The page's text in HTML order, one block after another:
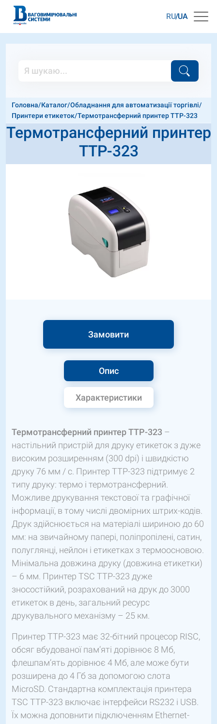
RU UA
Головна/Каталог/Обладнання для автоматизації торгівлі/
Принтери етикеток/Термотрансферний принтер TTP-323
Термотрансферний принтер
TTP-323
Опис
Характеристики
Замовити
Термотрансферний принтер TTP-323 –
настільний пристрій для друку етикеток з дуже
високим розширенням (300 dpi) і швидкістю
друку 76 мм / с. Принтер TTP-323 підтримує 2
типу друку: термо і термотрансферний.
Можливе друкування текстової та графічної
інформації, в тому числі двомірних штрих-кодів.
Друк здійснюється на матеріалі шириною до 60
мм: на звичайному папері, поліпропілені, сатин,
полуглянці, нейлон і етикетках з термоосновою.
Мінімальна довжина друку (довжина етикетки)
– 6 мм. Принтер TSC TTP-323 дуже
зносостійкий, розрахований на друк до 3000
етикеток в день, загальний ресурс
друкувального механізму – 25 км.
Принтер TTP-323 має 32-бітний процесор RISC,
обсяг вбудованої пам’яті дорівнює 8 Мб,
флешпам’ять дорівнює 4 Мб, але може бути
розширена до 4 Гб за допомогою слота
MicroSD. Стандартна комплектація принтера
TSC TTP-323 включає інтерфейси RS232 і USB.
Їх можна доповнити підключенням Ethernet-